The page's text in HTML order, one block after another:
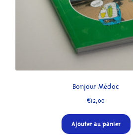
Bonjour Médoc
€12,00
Ajouter au panier